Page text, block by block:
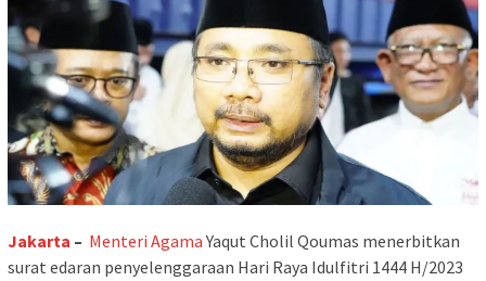
Jakarta – Menteri AgamaYaqut Cholil Qoumas menerbitkan
surat edaran penyelenggaraan Hari Raya Idulfitri 1444 H/2023